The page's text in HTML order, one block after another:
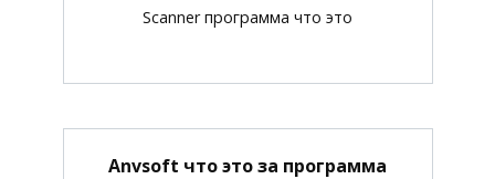
Scanner программа что это
Anvsoft что это за программа